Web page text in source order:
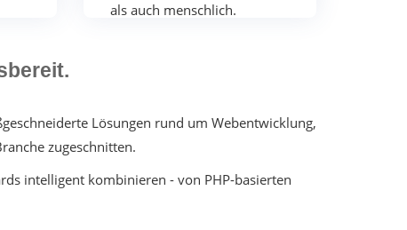
als auch menschlich.
Lösungen rund um Webentwicklung,
zugeschnitten.
intelligent kombinieren - von PHP-basierten